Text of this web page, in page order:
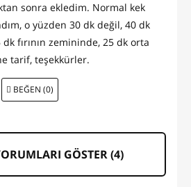
sonra ekledim. Normal kek
o yüzden 30 dk değil, 40 dk
fırının zemininde, 25 dk orta
tarif, teşekkürler.
BEĞEN (0)
GÖSTER (4)